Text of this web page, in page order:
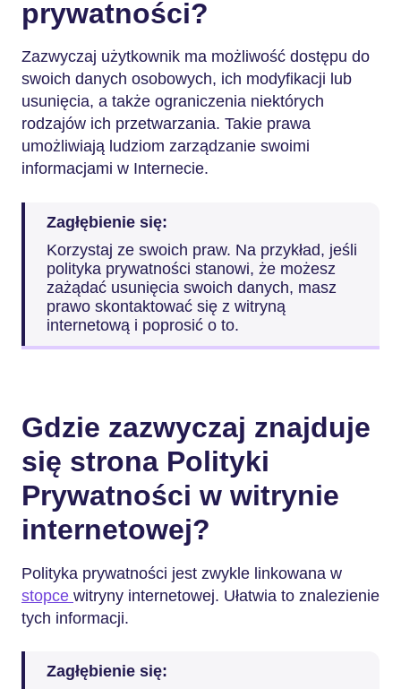
prywatności?
Zazwyczaj użytkownik ma możliwość dostępu do
swoich danych osobowych, ich modyfikacji lub
usunięcia, a także ograniczenia niektórych
rodzajów ich przetwarzania. Takie prawa
umożliwiają ludziom zarządzanie swoimi
informacjami w Internecie.
Zagłębienie się:
Korzystaj ze swoich praw. Na przykład, jeśli
polityka prywatności stanowi, że możesz
zażądać usunięcia swoich danych, masz
prawo skontaktować się z witryną
internetową i poprosić o to.
Gdzie zazwyczaj znajduje
się strona Polityki
Prywatności w witrynie
internetowej?
Polityka prywatności jest zwykle linkowana w
stopce witryny internetowej. Ułatwia to znalezienie
tych informacji.
Zagłębienie się: